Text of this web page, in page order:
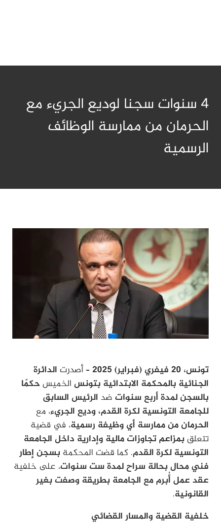
4 سنوات سجنا لوديع الجريء مع
الحرمان من ممارسة الوظائف
الرسمية
تونس، 20 فيفري (فبراير) 2025 – أصدرت الدائرة
الجنائية بالمحكمة الابتدائية بتونس الخميسحكمًا
بالسجن لمدة أربع سنوات ضد الرئيس السابق
للجامعة التونسية لكرة القدم، وديع الجريء، مع
الحرمان من ممارسة أي وظيفة رسمية، في قضية
تتعلق بمزاعم تجاوزات مالية وإدارية داخل الجامعة
التونسية لكرة القدم. كما قضت المحكمة بسجن إطار
فني محال بحالة سراح لمدة ست سنوات، على خلفية
عقد عمل أُبرم مع الجامعة بطريقة وصفت بغير
القانونية.
خلفية القضية والمسار القضائي